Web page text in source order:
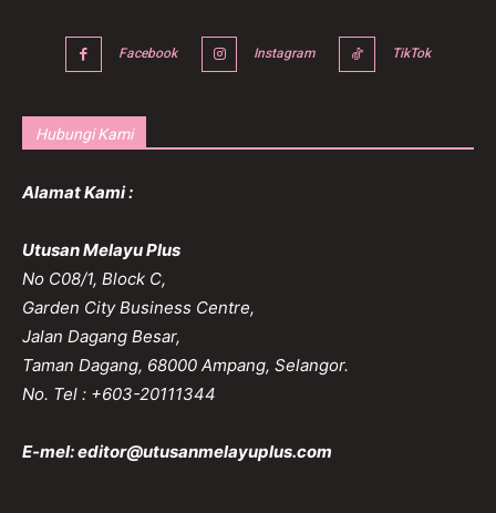
Facebook Instagram TikTok
Hubungi Kami
Alamat Kami :
Utusan Melayu Plus
No C08/1, Block C,
Garden City Business Centre,
Jalan Dagang Besar,
Taman Dagang, 68000 Ampang, Selangor.
No. Tel : +603-20111344
E-mel:editor@utusanmelayuplus.com